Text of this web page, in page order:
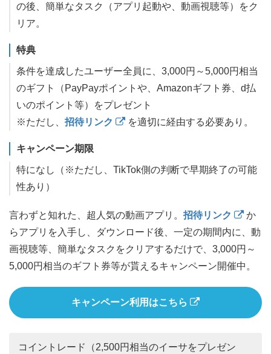
の後、簡単なタスク（アプリ起動や、動画視聴等）をク
リア。
特典
条件を達成したユーザー全員に、3,000円～5,000円相当
のギフト（PayPayポイントや、Amazonギフト券、d払
いのポイント等）をプレゼント
※ただし、 招待リンク を適切に経由する必要あり。
キャンペーン期限
特になし（※ただし、TikTok側の判断で早期終了の可能
性あり）
言わずと知れた、超人気の動画アプリ。 招待リンク
か
らアプリを入手し、ダウンロード後、一定の期間内に、動
画視聴等、簡単なタスクをクリアするだけで、3,000円～
5,000円相当のギフト券等が貰えるキャンペーン開催中。
キャンペーン利用はこちら
コイントレード（2,500円相当のイーサをプレゼン